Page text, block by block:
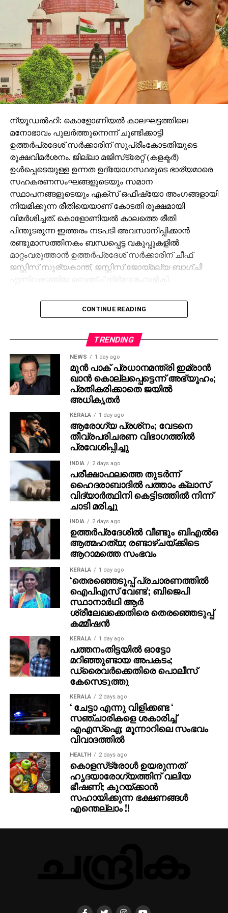
ന്യൂഡൽഹി: കൊളോണിയൽ കാലഘട്ടത്തിലെ
മനോഭാവം പുലർത്തുന്നെന്ന് ചൂണ്ടിക്കാട്ടി
ഉത്തർപ്രദേശ് സർക്കാരിന് സുപ്രീംകോടതിയുടെ
രൂക്ഷവിമർശനം. ജില്ലാ മജിസ്‌ട്രേറ്റ് (കളക്ടർ)
ഉൾപ്പെടെയുള്ള ഉന്നത ഉദ്യോഗസ്ഥരുടെ ഭാര്യമാരെ
സഹകരണസംഘങ്ങളുടെയും സമാന
സ്ഥാപനങ്ങളുടെയും എക്‌സ് ഒഫീഷ്യോ അംഗങ്ങളായി
നിയമിക്കുന്ന രീതിയെയാണ് കോടതി രൂക്ഷമായി
വിമർശിച്ചത്. കൊളോണിയൽ കാലത്തെ രീതി
പിന്തുടരുന്ന ഇത്തരം നടപടി അവസാനിപ്പിക്കാൻ
രണ്ടുമാസത്തിനകം ബന്ധപ്പെട്ട വകുപ്പുകളിൽ
മാറ്റംവരുത്താൻ ഉത്തർപ്രദേശ് സർക്കാരിന് ചീഫ്
ജസ്റ്റിസ് സൂര്യകാന്ത്, ജസ്റ്റിസ് ജോയ്‌മല്യ ബാഗ്ചി
ഉത്തർപ്രദേശിലെ ഒട്ടേറെ സഹകരണ
സ്ഥാപനങ്ങളുടെ പ്രസിഡന്റ് ഉൾപ്പെടെയുള്ള
ഉന്നത ഉദ്യോഗസ്ഥരുടെ ഭാര്യമാർക്ക് നൽകുന്ന
വ്യവസ്ഥകളാണ് നിലവിലുള്ളത്. ജനാധിപത്യ
തത്ത്വങ്ങളുമായി ഒട്ടും യോജിച്ചുപോകാത്തവയാണ്
ഇത്തരം വ്യവസ്ഥകൾ -കോടതി ചൂണ്ടിക്കാട്ടി.
ബുലന്ദ്ശഹറിലെ വനിതാ സ്വയംസഹായസംഘമായ
വിമർശനം. സമിതിയുടെ എക്‌സ് ഒഫീഷ്യോ
പ്രസിഡന്റായി ജില്ലാ മജിസ്‌ട്രേറ്റിന്റെ ഭാര്യയെ
നിയമിച്ചത് ചോദ്യംചെയ്താണ് കോടതിയെ സമീപിച്ചത്.
മജിസ്‌ട്രേറ്റിന്റെ ഭാര്യയെ എന്തിന് സഹകരണസംഘം
എക്‌സ് ഒഫീഷ്യോ പ്രസിഡന്റാക്കണമെന്ന് കോടതി
ചോദിച്ചു. പൊതുസംവിധാനങ്ങൾ തിരഞ്ഞെടുക്കപ്പെട്ട
ജനപ്രതിനിധികളാണ് നയിക്കേണ്ടതെന്ന് കോടതി
ചൂണ്ടിക്കാട്ടി.
CONTINUE READING
TRENDING
NEWS 1 day ago
മുന്‍ പാക് പ്രധാനമന്ത്രി ഇമ്രാന്‍
ഖാന്‍ കൊല്ലപ്പെട്ടെന്ന് അഭ്യൂഹം;
പ്രതികരിക്കാതെ ജയില്‍
അധികൃതര്‍
KERALA 1 day ago
ആരോഗ്യ പ്രശ്‌നം; വേടനെ
തീവ്രപരിചരണ വിഭാഗത്തില്‍
പ്രവേശിപ്പിച്ചു
INDIA 2 days ago
പരീക്ഷാഫലത്തെ തുടര്‍ന്ന്
ഹൈദരാബാദില്‍ പത്താം ക്ലാസ്
വിദ്യാര്‍ത്ഥിനി കെട്ടിടത്തില്‍ നിന്ന്
ചാടി മരിച്ചു
INDIA 2 days ago
ഉത്തര്‍പ്രദേശില്‍ വീണ്ടും ബിഎല്‍ഒ
ആത്മഹത്യ; രണ്ടാഴ്ചയ്ക്കിടെ
ആറാമത്തെ സംഭവം
KERALA 1 day ago
‘തെരഞ്ഞെടുപ്പ് പ്രചാരണത്തിൽ
ഐപിഎസ് വേണ്ട’; ബിജെപി
സ്ഥാനാർഥി ആർ
ശ്രീലേഖക്കെതിരെ തെരഞ്ഞെടുപ്പ്
കമ്മീഷൻ
KERALA 1 day ago
പത്തനംതിട്ടയില്‍ ഓട്ടോ
മറിഞ്ഞുണ്ടായ അപകടം;
ഡ്രൈവര്‍ക്കെതിരെ പൊലീസ്
കേസെടുത്തു
KERALA 2 days ago
‘ ചേട്ടാ എന്നു വിളിക്കണ്ട ‘
സഞ്ചാരികളെ ശകാരിച്ച്
എഎസ്‌ഐ; മൂന്നാറിലെ സംഭവം
വിവാദത്തില്‍
HEALTH 2 days ago
കൊളസ്‌ട്രോള്‍ ഉയരുന്നത്
ഹൃദയാരോഗ്യത്തിന് വലിയ
ഭീഷണി; കുറയ്ക്കാന്‍
സഹായിക്കുന്ന ഭക്ഷണങ്ങള്‍
എന്തെല്ലാം !!